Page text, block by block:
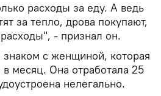
расходы за еду. А ведь
за тепло, дрова покупают,
- признал он.
знаком с женщиной, которая
месяц. Она отработала 25
нелегально.